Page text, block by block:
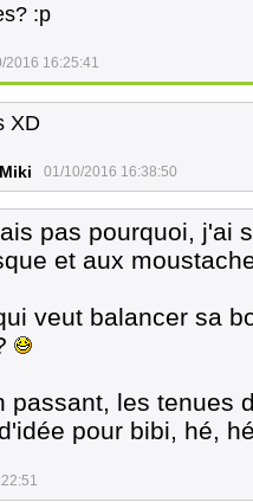
:p
2016 16:25:41
XD
01/10/2016 16:38:50
pas pourquoi, j'ai
et aux
veut balancer sa
passant, les tenues
pour bibi, hé,